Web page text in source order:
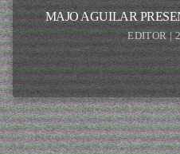
MAJO AGUILAR
EDITOR |